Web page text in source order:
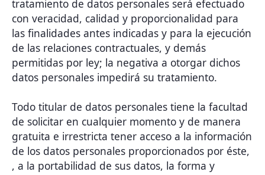
tratamiento de datos personales será efectuado
con veracidad, calidad y proporcionalidad para
las finalidades antes indicadas y para la ejecución
de las relaciones contractuales, y demás
permitidas por ley; la negativa a otorgar dichos
datos personales impedirá su tratamiento.
Todo titular de datos personales tiene la facultad
de solicitar en cualquier momento y de manera
gratuita e irrestricta tener acceso a la información
de los datos personales proporcionados por éste,
, a la portabilidad de sus datos, la forma y